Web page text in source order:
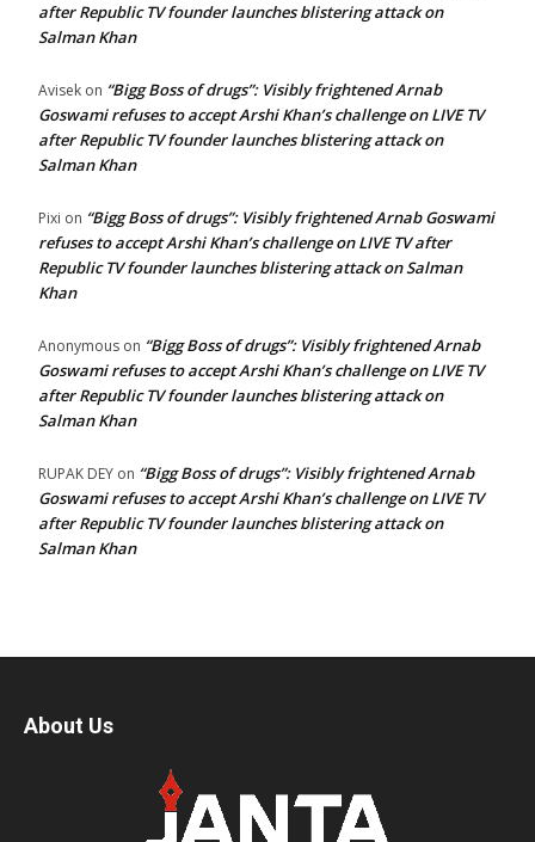
after Republic TV founder launches blistering attack on
Salman Khan
Avisek on “Bigg Boss of drugs”: Visibly frightened Arnab
Goswami refuses to accept Arshi Khan’s challenge on LIVE TV
after Republic TV founder launches blistering attack on
Salman Khan
Pixi on “Bigg Boss of drugs”: Visibly frightened Arnab Goswami
refuses to accept Arshi Khan’s challenge on LIVE TV after
Republic TV founder launches blistering attack on Salman
Khan
Anonymous on “Bigg Boss of drugs”: Visibly frightened Arnab
Goswami refuses to accept Arshi Khan’s challenge on LIVE TV
after Republic TV founder launches blistering attack on
Salman Khan
RUPAK DEY on “Bigg Boss of drugs”: Visibly frightened Arnab
Goswami refuses to accept Arshi Khan’s challenge on LIVE TV
after Republic TV founder launches blistering attack on
Salman Khan
About Us